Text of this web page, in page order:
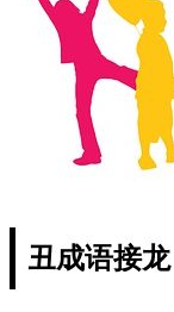
丑成语接龙